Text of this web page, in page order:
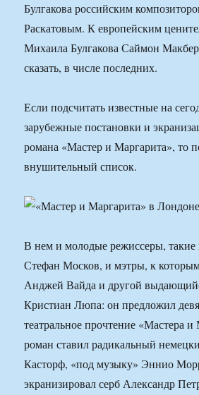
Булгакова российским
Раскатовым. К европейским
Михаила Булгакова Саймон
сказать, в числе последних.
Если подсчитать известные на
зарубежные постановки и
романа «Мастер и Маргарита», то
внушительный список.
В нем и молодые режиссеры, такие
Стефан Москов, и мэтры, к
Анджей Вайда и другой
Кристиан Люпа: он предложил
театральное прочтение «Мастера
роман ставил радикальный
Касторф, «под музыку» Эннио
экранизировал серб Александр